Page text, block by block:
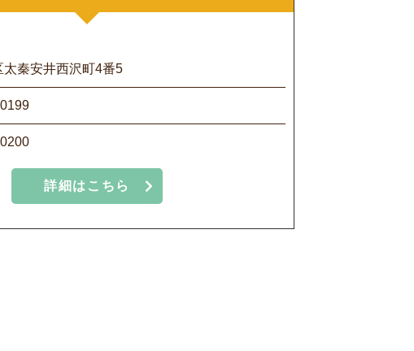
太秦安井西沢町4番5
詳細はこちら